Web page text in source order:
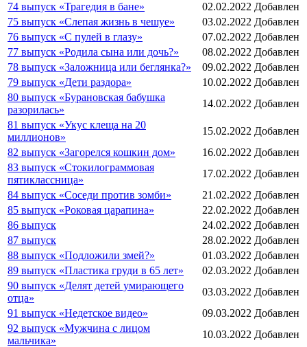
74 выпуск «Трагедия в бане» 02.02.2022 Добавлен
75 выпуск «Слепая жизнь в чешуе»
03.02.2022 Добавлен
76 выпуск «С пулей в глазу»
07.02.2022 Добавлен
77 выпуск «Родила сына или дочь?»
08.02.2022 Добавлен
78 выпуск «Заложница или беглянка?»
09.02.2022 Добавлен
79 выпуск «Дети раздора»
10.02.2022 Добавлен
80 выпуск «Бурановская бабушка
разорилась»
14.02.2022 Добавлен
81 выпуск «Укус клеща на 20
миллионов»
15.02.2022 Добавлен
82 выпуск «Загорелся кошкин дом»
16.02.2022 Добавлен
83 выпуск «Стокилограммовая
пятиклассница»
17.02.2022 Добавлен
84 выпуск «Соседи против зомби»
21.02.2022 Добавлен
85 выпуск «Роковая царапина»
22.02.2022 Добавлен
86 выпуск
24.02.2022 Добавлен
87 выпуск
28.02.2022 Добавлен
88 выпуск «Подложили змей?»
01.03.2022 Добавлен
89 выпуск «Пластика груди в 65 лет»
02.03.2022 Добавлен
90 выпуск «Делят детей умирающего
отца»
03.03.2022 Добавлен
91 выпуск «Недетское видео»
09.03.2022 Добавлен
92 выпуск «Мужчина с лицом
мальчика»
10.03.2022 Добавлен